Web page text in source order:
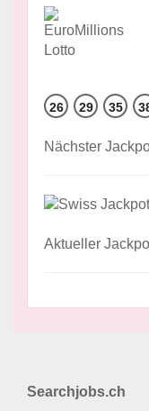
26 29 35
Nächster
Aktueller
Searchjobs.ch